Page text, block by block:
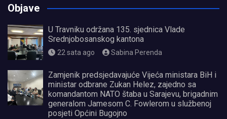
Objave
U Travniku održana 135. sjednica Vlade
Srednjobosanskog kantona
22 sata ago Sabina Perenda
Zamjenik predsjedavajuće Vijeća ministara BiH i
ministar odbrane Zukan Helez, zajedno sa
komandantom NATO štaba u Sarajevu, brigadnim
generalom Jamesom C. Fowlerom u službenoj
posjeti Općini Bugojno